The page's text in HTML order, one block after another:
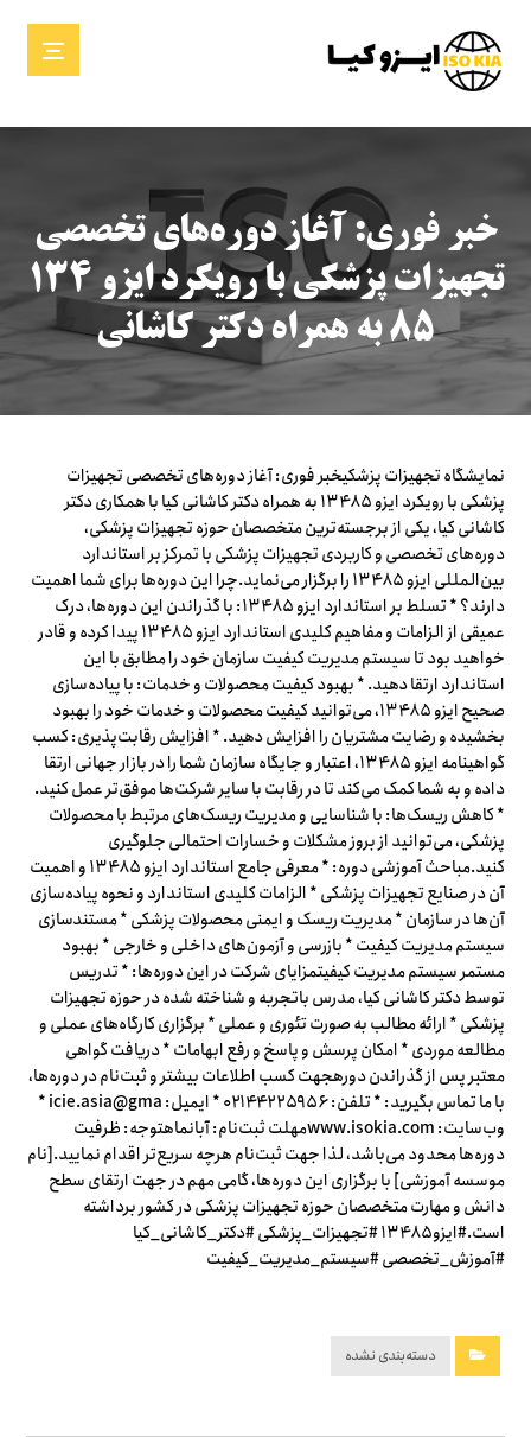
خبر فوری: آغاز دوره‌های تخصصی
تجهیزات پزشکی با رویکرد ایزو ۱۳۴
۸۵ به همراه دکتر کاشانی
نمایشگاه تجهیزات پزشکیخبر فوری: آغاز دوره‌های تخصصی تجهیزات
پزشکی با رویکرد ایزو ۱۳۴۸۵ به همراه دکتر کاشانی کیا با همکاری دکتر
کاشانی کیا، یکی از برجسته‌ترین متخصصان حوزه تجهیزات پزشکی،
دوره‌های تخصصی و کاربردی تجهیزات پزشکی با تمرکز بر استاندارد
بین‌المللی ایزو ۱۳۴۸۵ را برگزار می‌نماید.چرا این دوره‌ها برای شما اهمیت
دارند؟ * تسلط بر استاندارد ایزو ۱۳۴۸۵: با گذراندن این دوره‌ها، درک
عمیقی از الزامات و مفاهیم کلیدی استاندارد ایزو ۱۳۴۸۵ پیدا کرده و قادر
خواهید بود تا سیستم مدیریت کیفیت سازمان خود را مطابق با این
استاندارد ارتقا دهید. * بهبود کیفیت محصولات و خدمات: با پیاده‌سازی
صحیح ایزو ۱۳۴۸۵، می‌توانید کیفیت محصولات و خدمات خود را بهبود
بخشیده و رضایت مشتریان را افزایش دهید. * افزایش رقابت‌پذیری: کسب
گواهینامه ایزو ۱۳۴۸۵، اعتبار و جایگاه سازمان شما را در بازار جهانی ارتقا
داده و به شما کمک می‌کند تا در رقابت با سایر شرکت‌ها موفق‌تر عمل کنید.
* کاهش ریسک‌ها: با شناسایی و مدیریت ریسک‌های مرتبط با محصولات
پزشکی، می‌توانید از بروز مشکلات و خسارات احتمالی جلوگیری
کنید.مباحث آموزشی دوره: * معرفی جامع استاندارد ایزو ۱۳۴۸۵ و اهمیت
آن در صنایع تجهیزات پزشکی * الزامات کلیدی استاندارد و نحوه پیاده‌سازی
آن‌ها در سازمان * مدیریت ریسک و ایمنی محصولات پزشکی * مستندسازی
سیستم مدیریت کیفیت * بازرسی و آزمون‌های داخلی و خارجی * بهبود
مستمر سیستم مدیریت کیفیتمزایای شرکت در این دوره‌ها: * تدریس
توسط دکتر کاشانی کیا، مدرس باتجربه و شناخته شده در حوزه تجهیزات
پزشکی * ارائه مطالب به صورت تئوری و عملی * برگزاری کارگاه‌های عملی و
مطالعه موردی * امکان پرسش و پاسخ و رفع ابهامات * دریافت گواهی
معتبر پس از گذراندن دورهجهت کسب اطلاعات بیشتر و ثبت‌نام در دوره‌ها،
با ما تماس بگیرید: * تلفن: ۰۲۱۴۴۲۲۵۹۵۶ * ایمیل: icie.asia@gma *
وب‌سایت: www.isokia.comمهلت ثبت‌نام: آبانماهتوجه: ظرفیت
دوره‌ها محدود می‌باشد، لذا جهت ثبت‌نام هرچه سریع‌تر اقدام نمایید.[نام
موسسه آموزشی] با برگزاری این دوره‌ها، گامی مهم در جهت ارتقای سطح
دانش و مهارت متخصصان حوزه تجهیزات پزشکی در کشور برداشته
است.#ایزو۱۳۴۸۵ #تجهیزات_پزشکی #دکتر_کاشانی_کیا
#آموزش_تخصصی #سیستم_مدیریت_کیفیت
دسته‌بندی نشده